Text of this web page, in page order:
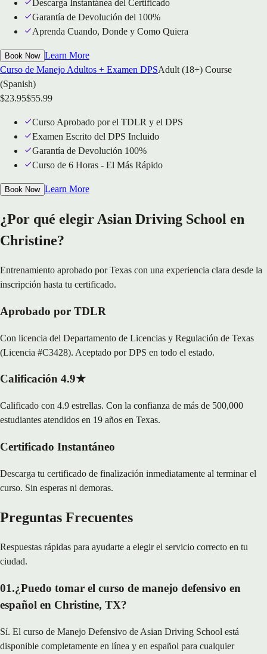
Descarga Instantánea del Certificado
Garantía de Devolución del 100%
Aprenda Cuando, Donde y Como Quiera
Book Now Learn More
Curso de Manejo Adultos + Examen DPSAdult (18+) Course
(Spanish)
$23.95$55.99
Curso Aprobado por el TDLR y el DPS
Examen Escrito del DPS Incluido
Garantía de Devolución 100%
Curso de 6 Horas - El Más Rápido
Book Now Learn More
¿Por qué elegir Asian Driving School en
Christine?
Entrenamiento aprobado por Texas con una experiencia clara desde la
inscripción hasta tu certificado.
Aprobado por TDLR
Con licencia del Departamento de Licencias y Regulación de Texas
(Licencia #C3428). Aceptado por DPS en todo el estado.
Calificación 4.9★
Calificado con 4.9 estrellas. Con la confianza de más de 500,000
estudiantes atendidos en 19 años en Texas.
Certificado Instantáneo
Descarga tu certificado de finalización inmediatamente al terminar el
curso. Sin esperas ni demoras.
Preguntas Frecuentes
Respuestas rápidas para ayudarte a elegir el servicio correcto en tu
ciudad.
01.¿Puedo tomar el curso de manejo defensivo en
español en Christine, TX?
Sí. El curso de Manejo Defensivo de Asian Driving School está
disponible completamente en línea y en español para cualquier